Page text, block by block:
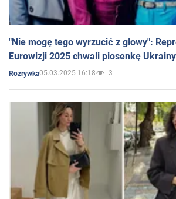
"Nie mogę tego wyrzucić z głowy":
Eurowizji 2025 chwali piosenkę Ukrainy
Rozrywka05.03.2025 16:18 3